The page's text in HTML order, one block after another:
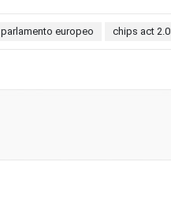
parlamento europeo chips act 2.0